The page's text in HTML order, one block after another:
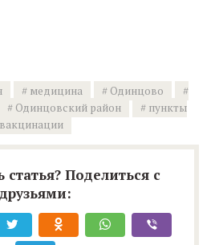
медицина
Одинцово
Одинцовский район
пункты
вакцинации
Поделиться с
друзьями: